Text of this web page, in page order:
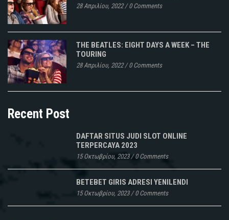
28 Απριλίου, 2022/0 Comments
THE BEATLES: EIGHT DAYS A WEEK – THE
TOURING
28 Απριλίου, 2022/0 Comments
Recent Post
DAFTAR SITUS JUDI SLOT ONLINE
TERPERCAYA 2023
15 Οκτωβρίου, 2023/0 Comments
BETEBET GIRIS ADRESI YENILENDI
15 Οκτωβρίου, 2023/0 Comments